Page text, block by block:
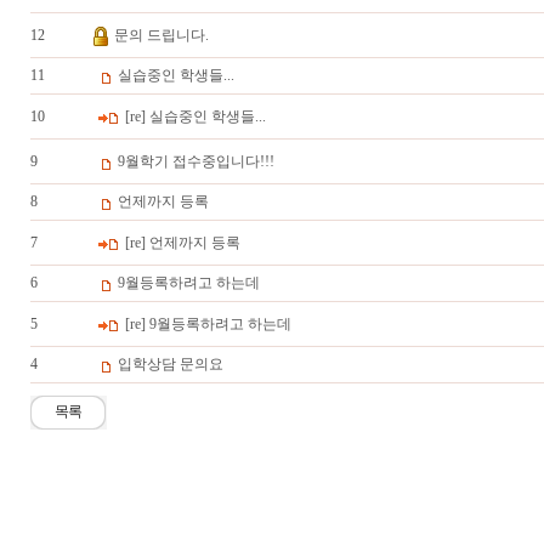
12 문의 드립니다.
11 실습중인 학생들...
10 [re] 실습중인 학생들...
9 9월학기 접수중입니다!!!
8 언제까지 등록
7 [re] 언제까지 등록
6 9월등록하려고 하는데
5 [re] 9월등록하려고 하는데
4 입학상담 문의요
목록